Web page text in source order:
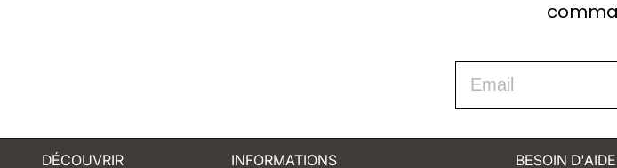
DÉCOUVRIR INFORMATIONS BESOIN